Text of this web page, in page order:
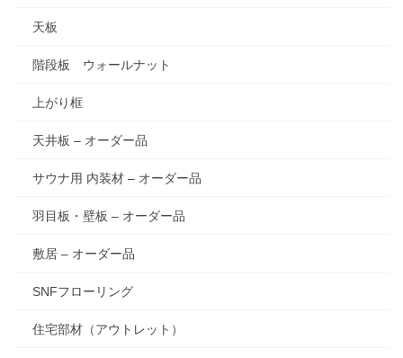
天板
階段板 ウォールナット
上がり框
天井板 – オーダー品
サウナ用 内装材 – オーダー品
羽目板・壁板 – オーダー品
敷居 – オーダー品
SNFフローリング
住宅部材（アウトレット）